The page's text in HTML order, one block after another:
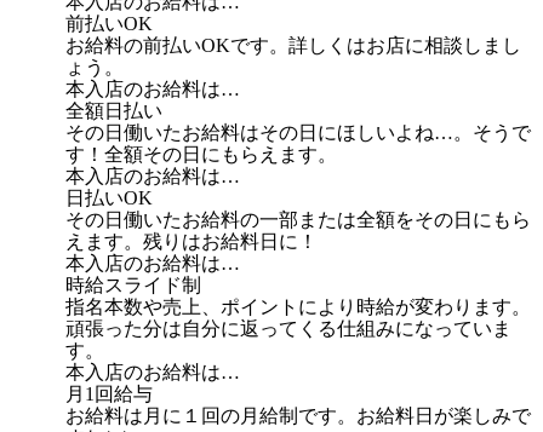
前払いOK
お給料の前払いOKです。詳しくはお店に相談しまし
ょう。
本入店のお給料は…
全額日払い
その日働いたお給料はその日にほしいよね…。そうで
す！全額その日にもらえます。
本入店のお給料は…
日払いOK
その日働いたお給料の一部または全額をその日にもら
えます。残りはお給料日に！
本入店のお給料は…
時給スライド制
指名本数や売上、ポイントにより時給が変わります。
頑張った分は自分に返ってくる仕組みになっていま
す。
本入店のお給料は…
月1回給与
お給料は月に１回の月給制です。お給料日が楽しみで